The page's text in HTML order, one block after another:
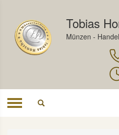
Tobias
Münzen - Handel
Toggle